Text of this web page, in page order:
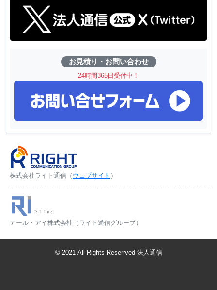
お見積り・お問い合わせ
24時間365日受付中！
株式会社ライト通信 （ ウェブサイト ）
アール・アイ株式会社 （ライト通信グループ）
© 2021 All Rights Reserrved 法人通信